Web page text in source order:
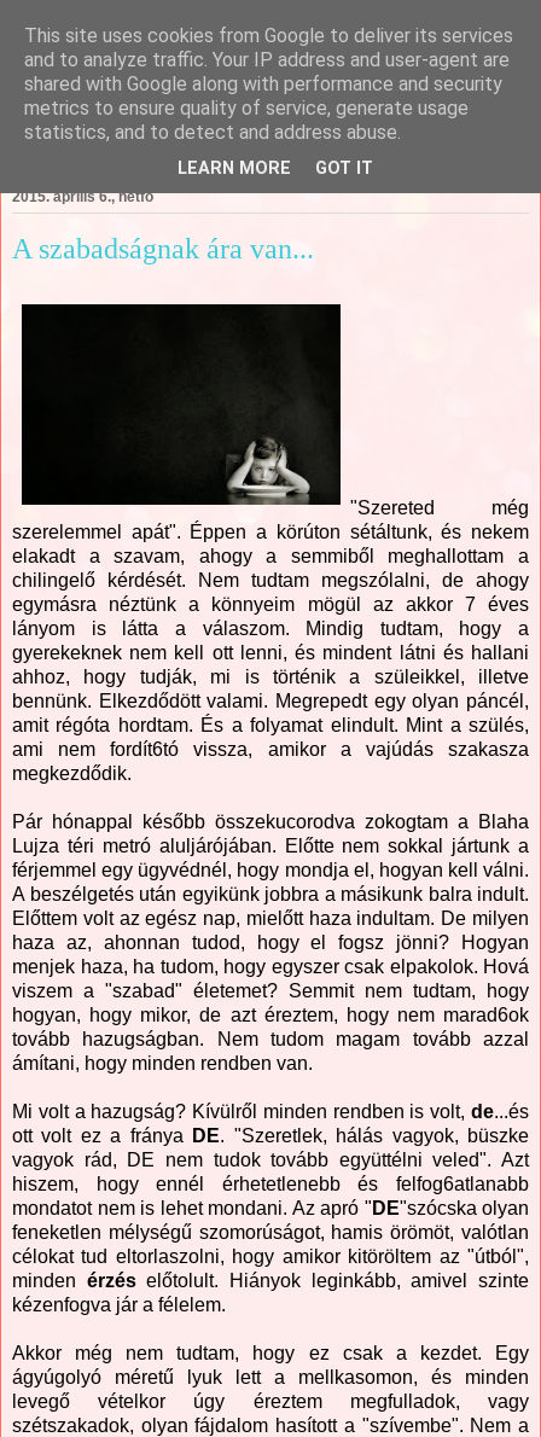
Csajági Ildikó - ÖrömKépek
2015. április 6., hétfő
A szabadságnak ára van...
"Szereted még
szerelemmel apát". Éppen a körúton sétáltunk, és nekem
elakadt a szavam, ahogy a semmiből meghallottam a
chilingelő kérdését. Nem tudtam megszólalni, de ahogy
egymásra néztünk a könnyeim mögül az akkor 7 éves
lányom is látta a válaszom. Mindig tudtam, hogy a
gyerekeknek nem kell ott lenni, és mindent látni és hallani
ahhoz, hogy tudják, mi is történik a szüleikkel, illetve
bennünk. Elkezdődött valami. Megrepedt egy olyan páncél,
amit régóta hordtam. És a folyamat elindult. Mint a szülés,
ami nem fordít6tó vissza, amikor a vajúdás szakasza
megkezdődik.
Pár hónappal később összekucorodva zokogtam a Blaha
Lujza téri metró aluljárójában. Előtte nem sokkal jártunk a
férjemmel egy ügyvédnél, hogy mondja el, hogyan kell válni.
A beszélgetés után egyikünk jobbra a másikunk balra indult.
Előttem volt az egész nap, mielőtt haza indultam. De milyen
haza az, ahonnan tudod, hogy el fogsz jönni? Hogyan
menjek haza, ha tudom, hogy egyszer csak elpakolok. Hová
viszem a "szabad" életemet? Semmit nem tudtam, hogy
hogyan, hogy mikor, de azt éreztem, hogy nem marad6ok
tovább hazugságban. Nem tudom magam tovább azzal
ámítani, hogy minden rendben van.
Mi volt a hazugság? Kívülről minden rendben is volt, de...és
ott volt ez a fránya
DE. "Szeretlek, hálás vagyok, büszke
vagyok rád, DE nem tudok tovább együttélni veled". Azt
hiszem, hogy ennél érhetetlenebb és felfog6atlanabb
mondatot nem is lehet mondani. Az apró " DE"szócska olyan
feneketlen mélységű szomorúságot, hamis örömöt, valótlan
célokat tud eltorlaszolni, hogy amikor kitöröltem az "útból",
minden érzéselőtolult. Hiányok leginkább, amivel szinte
kézenfogva jár a félelem.
Akkor még nem tudtam, hogy ez csak a kezdet. Egy
ágyúgolyó méretű lyuk lett a mellkasomon, és minden
levegő vételkor úgy éreztem megfulladok, vagy
szétszakadok, olyan fájdalom hasított a "szívembe". Nem a
This site uses cookies from Google to deliver its services
and to analyze traffic. Your IP address and user-agent are
shared with Google along with performance and security
metrics to ensure quality of service, generate usage
statistics, and to detect and address abuse.
LEARN MORE GOT IT